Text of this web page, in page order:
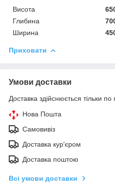
Висота
Глибина
Ширина
Приховати
Умови доставки
Доставка здійснюється тільки по
Нова Пошта
Самовивіз
Доставка кур'єром
Доставка поштою
Всі умови доставки